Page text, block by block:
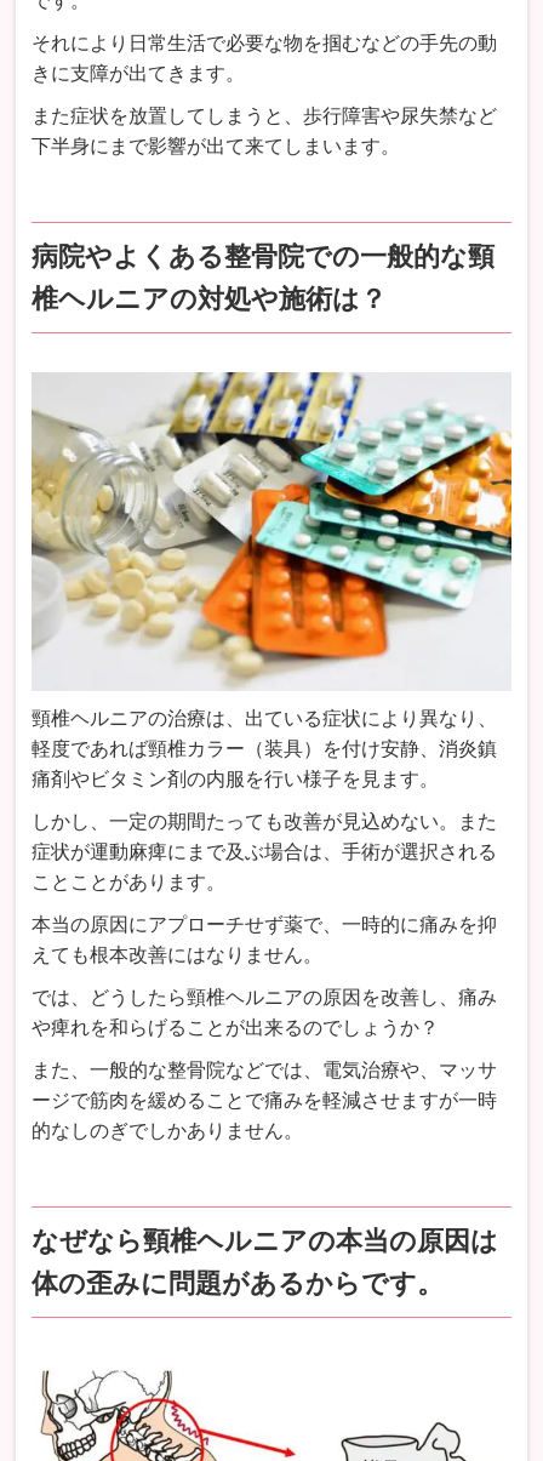
それにより日常生活で必要な物を掴むなどの手先の動
きに支障が出てきます。
また症状を放置してしまうと、歩行障害や尿失禁など
下半身にまで影響が出て来てしまいます。
病院やよくある整骨院での一般的な頸
椎ヘルニアの対処や施術は？
頸椎ヘルニアの治療は、出ている症状により異なり、
軽度であれば頸椎カラー（装具）を付け安静、消炎鎮
痛剤やビタミン剤の内服を行い様子を見ます。
しかし、一定の期間たっても改善が見込めない。また
症状が運動麻痺にまで及ぶ場合は、手術が選択される
ことことがあります。
本当の原因にアプローチせず薬で、一時的に痛みを抑
えても根本改善にはなりません。
では、どうしたら頸椎ヘルニアの原因を改善し、痛み
や痺れを和らげることが出来るのでしょうか？
また、一般的な整骨院などでは、電気治療や、マッサ
ージで筋肉を緩めることで痛みを軽減させますが一時
的なしのぎでしかありません。
なぜなら頸椎ヘルニアの本当の原因は
体の歪みに問題があるからです。